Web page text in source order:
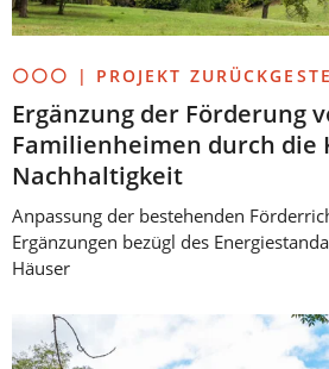
⚪⚪⚪ | PROJEKT
Ergänzung der Förderung
Familienheimen durch die
Nachhaltigkeit
Anpassung der bestehenden
Ergänzungen bezügl des
Häuser